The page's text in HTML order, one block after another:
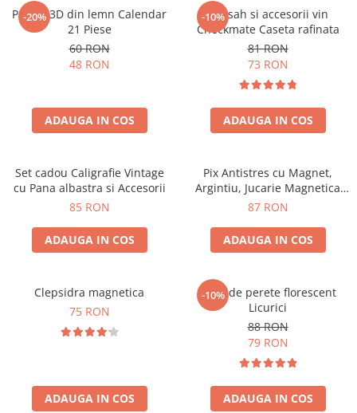
-20%
Puzzle 3D din lemn Calendar
21 Piese
60 RON
48 RON
ADAUGA IN COS
-10%
Set sah si accesorii vin
Checkmate Caseta rafinata
81 RON
73 RON
ADAUGA IN COS
Set cadou Caligrafie Vintage
cu Pana albastra si Accesorii
85 RON
ADAUGA IN COS
Pix Antistres cu Magnet,
Argintiu, Jucarie Magnetica
pentru Birou
87 RON
ADAUGA IN COS
Clepsidra magnetica
75 RON
ADAUGA IN COS
-10%
Ceas de perete florescent
Licurici
88 RON
79 RON
ADAUGA IN COS